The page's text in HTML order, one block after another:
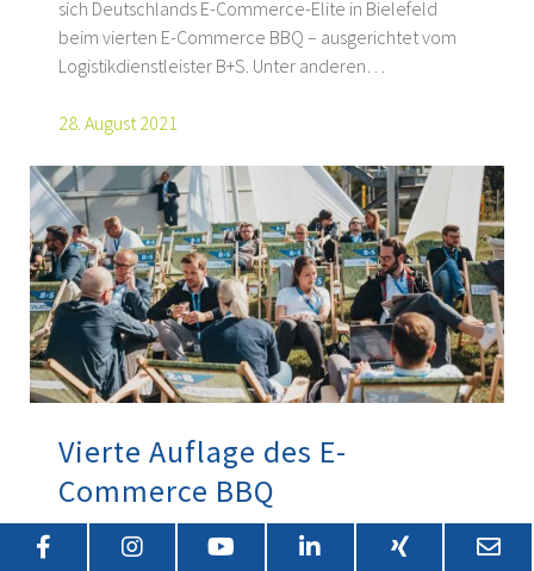
sich Deutschlands E-Commerce-Elite in Bielefeld
beim vierten E-Commerce BBQ – ausgerichtet vom
Logistikdienstleister B+S. Unter anderen…
28. August 2021
Vierte Auflage des E-
Commerce BBQ
Bielefeld, 05. August 2021 – Bereits zum vierten Mal